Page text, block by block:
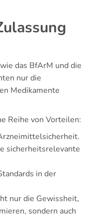
das BfArM und die
nur die
Medikamente
Reihe von Vorteilen:
sicherheitsrelevante
in der
nur die Gewissheit,
sondern auch